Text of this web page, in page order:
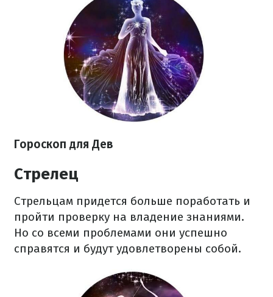
Гороскоп для Дев
Стрелец
Стрельцам придется больше поработать и
пройти проверку на владение знаниями.
Но со всеми проблемами они успешно
справятся и будут удовлетворены собой.